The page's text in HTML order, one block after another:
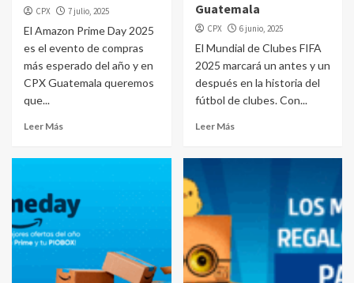
CPX 7 julio, 2025
El Amazon Prime Day 2025
es el evento de compras
más esperado del año y en
CPX Guatemala queremos
que...
Leer Más
Guatemala
CPX 6 junio, 2025
El Mundial de Clubes FIFA
2025 marcará un antes y un
después en la historia del
fútbol de clubes. Con...
Leer Más